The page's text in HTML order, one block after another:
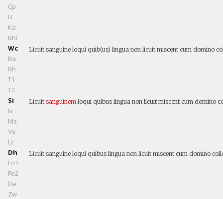
Cp
H
Ka
MR
Wc
Licuit sanguine loqui quib(us) lingua non licuit miscent cum domino
Ba
Rh
T1
T2
Si
Licuit sanguinem loqui quibus lingua non licuit miscent cum domino
Iv
Mz
Ve
Lc
Dh
Licuit sanguine loqui quibus lingua non licuit miscent cum domino
Fo1
Fo2
De
Zw